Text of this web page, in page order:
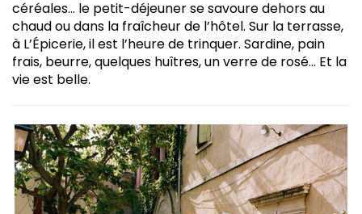
céréales… le petit-déjeuner se savoure dehors au
chaud ou dans la fraîcheur de l’hôtel. Sur la terrasse,
à L’Épicerie, il est l’heure de trinquer. Sardine, pain
frais, beurre, quelques huîtres, un verre de rosé… Et la
vie est belle.